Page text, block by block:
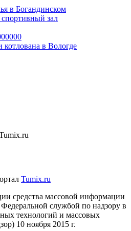
в Богандинском
зал
котлована в Вологде
Tumix.ru
средства массовой информации
службой по надзору в
технологий и массовых
10 ноября 2015 г.